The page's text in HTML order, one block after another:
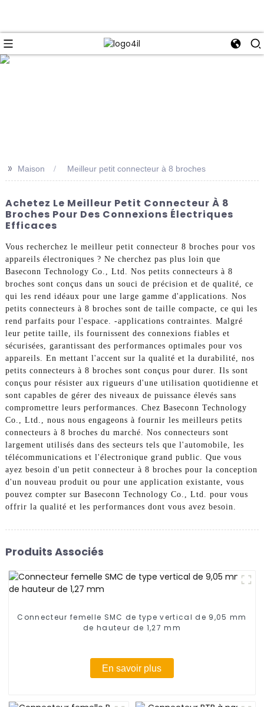
>> Maison Meilleur petit connecteur à 8 broches
Achetez Le Meilleur Petit Connecteur À 8
Broches Pour Des Connexions Électriques
Efficaces
Vous recherchez le meilleur petit connecteur 8 broches pour vos
appareils électroniques ? Ne cherchez pas plus loin que
Baseconn Technology Co., Ltd. Nos petits connecteurs à 8
broches sont conçus dans un souci de précision et de qualité, ce
qui les rend idéaux pour une large gamme d'applications. Nos
petits connecteurs à 8 broches sont de taille compacte, ce qui les
rend parfaits pour l'espace. -applications contraintes. Malgré
leur petite taille, ils fournissent des connexions fiables et
sécurisées, garantissant des performances optimales pour vos
appareils. En mettant l'accent sur la qualité et la durabilité, nos
petits connecteurs à 8 broches sont conçus pour durer. Ils sont
conçus pour résister aux rigueurs d'une utilisation quotidienne et
sont capables de gérer des niveaux de puissance élevés sans
compromettre leurs performances. Chez Baseconn Technology
Co., Ltd., nous nous engageons à fournir les meilleurs petits
connecteurs à 8 broches du marché. Nos connecteurs sont
largement utilisés dans des secteurs tels que l'automobile, les
télécommunications et l'électronique grand public. Que vous
ayez besoin d'un petit connecteur à 8 broches pour la conception
d'un nouveau produit ou pour une application existante, vous
pouvez compter sur Baseconn Technology Co., Ltd. pour vous
offrir la qualité et les performances dont vous avez besoin.
Produits Associés
Connecteur femelle SMC de type vertical de 9,05 mm
de hauteur de 1,27 mm
En savoir plus